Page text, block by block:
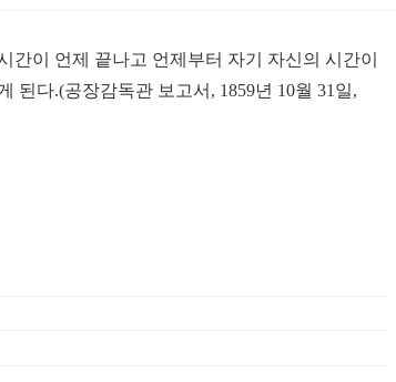
이 언제 끝나고 언제부터 자기 자신의 시간이
된다.(공장감독관 보고서, 1859년 10월 31일,